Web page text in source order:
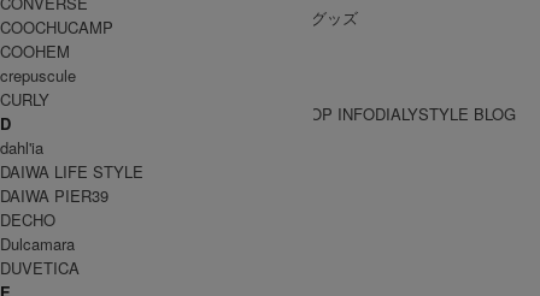
/ その他グッズ
BRAND一覧
BRAND一覧
SHOP INFODIALYSTYLE BLOG
EEL
イール
COOCHUCAMP
COOHEM
crepuscule
CURLY
D
dahl'ia
DAIWA LIFE STYLE
DAIWA PIER39
DECHO
Dulcamara
DUVETICA